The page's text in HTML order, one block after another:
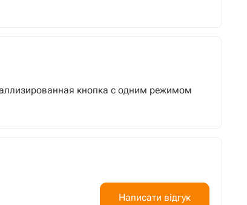
кнопка с одним режимом
Написати відгук